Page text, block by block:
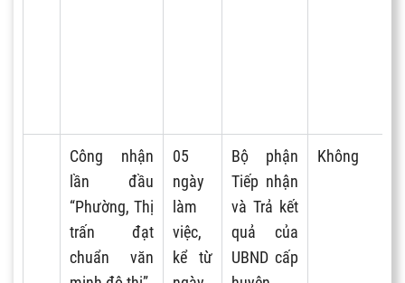
Công nhận
lần đầu
“Phường, Thị
trấn đạt
chuẩn văn
05
ngày
làm
việc,
kể từ
Bộ phận
Tiếp nhận
và Trả kết
quả của
UBND cấp
Không